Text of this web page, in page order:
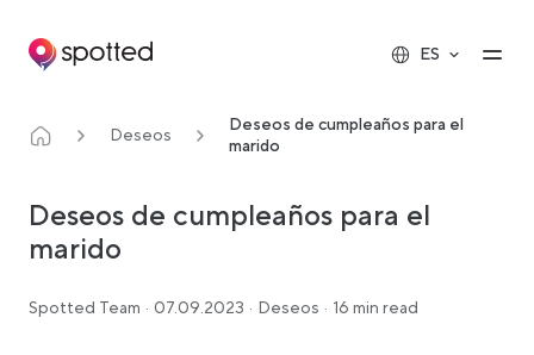
Main navigation
ES
Deseos
Deseos de cumpleaños para el
marido
Deseos de cumpleaños para el
marido
Spotted Team · 07.09.2023 · Deseos · 16 min read